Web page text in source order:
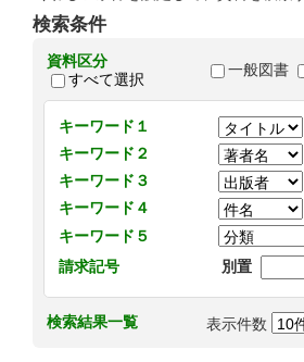
検索条件
資料区分
すべて選択
一般図書
キーワード１
キーワード２
キーワード３
キーワード４
キーワード５
請求記号
別置
検索結果一覧 表示件数